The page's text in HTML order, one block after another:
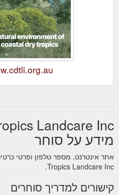
Landcare Inc
מידע על סוחר
Tropics Landcare Inc.
קישורים למדריך סוחרים